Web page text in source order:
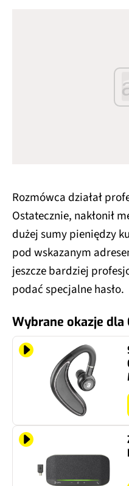
Rozmówca działał
Ostatecznie, nakłonił
dużej sumy pieniędzy
pod wskazanym
jeszcze bardziej
podać specjalne hasło.
Wybrane okazje dla